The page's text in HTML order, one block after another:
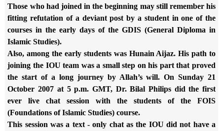
Those who had joined in thebeginning may still remember his
fitting refutation of a deviant post bya student in one of the
courses in the early days of the GDIS (General Diploma in
Islamic Studies).
Also, among the early students was Hunain Aijaz. His path to
joining the IOU team was a small step on his part that proved
the start of a long journey by Allah’s will. On Sunday 21
October 2007 at 5 p.m. GMT, Dr.Bilal Philips did the first
ever live chat session with the students ofthe FOIS
(Foundations of Islamic Studies) course.
This session was a text - only chat as the IOU did not have a